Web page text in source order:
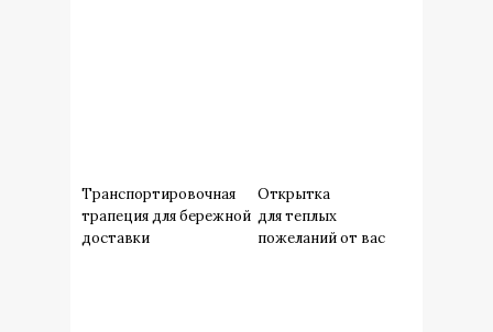
Транспортировочная
трапеция для бережной
доставки
Открытка
для теплых
пожеланий от вас